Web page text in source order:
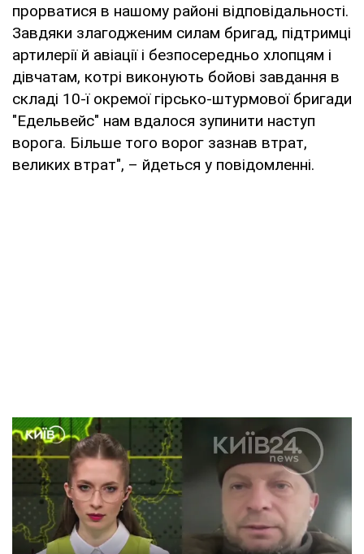
прорватися в нашому районі відповідальності.
Завдяки злагодженим силам бригад, підтримці
артилерії й авіації і безпосередньо хлопцям і
дівчатам, котрі виконують бойові завдання в
складі 10-ї окремої гірсько-штурмової бригади
"Едельвейс" нам вдалося зупинити наступ
ворога. Більше того ворог зазнав втрат,
великих втрат", – йдеться у повідомленні.